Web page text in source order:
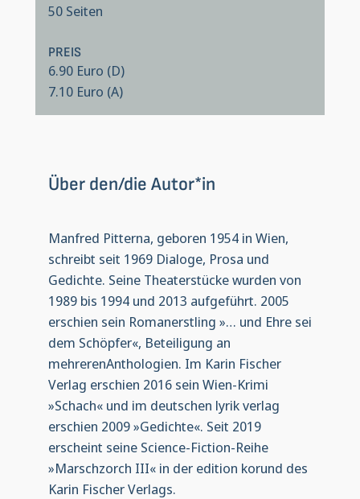
50 Seiten
PREIS
6.90 Euro (D)
7.10 Euro (A)
Über den/die Autor*in
Manfred Pitterna, geboren 1954 in Wien,
schreibt seit 1969 Dialoge, Prosa und
Gedichte. Seine Theaterstücke wurden von
1989 bis 1994 und 2013 aufgeführt. 2005
erschien sein Romanerstling »… und Ehre sei
dem Schöpfer«, Beteiligung an
mehrerenAnthologien. Im Karin Fischer
Verlag erschien 2016 sein Wien-Krimi
»Schach« und im deutschen lyrik verlag
erschien 2009 »Gedichte«. Seit 2019
erscheint seine Science-Fiction-Reihe
»Marschzorch III« in der edition korund des
Karin Fischer Verlags.